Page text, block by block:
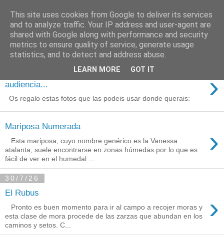
Está de pinga
3/8/26
Agradecimientos a Ares por su
audiencia...
›
Os regalo estas fotos que las podeis usar donde querais:
Mariposa Numerada ›
Esta mariposa, cuyo nombre genérico es la Vanessa
atalanta, suele encontrarse en zonas húmedas por lo que es
fácil de ver en el humedal ...
30/7/26
El Rubus ›
Pronto es buen momento para ir al campo a recojer moras y
esta clase de mora procede de las zarzas que abundan en los
caminos y setos. C...
This site uses cookies from Google to deliver its services
and to analyze traffic. Your IP address and user-agent are
shared with Google along with performance and security
metrics to ensure quality of service, generate usage
statistics, and to detect and address abuse.
LEARN MORE GOT IT